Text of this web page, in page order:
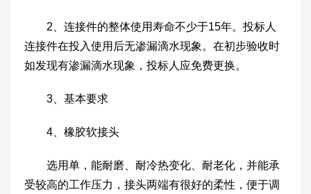
2、连接件的整体使用寿命不少于15年。投标人
连接件在投入使用后无渗漏滴水现象。在初步验收时
如发现有渗漏滴水现象，投标人应免费更换。
3、基本要求
4、橡胶软接头
选用单，能耐磨、耐冷热变化、耐老化，并能承
受较高的工作压力，接头两端有很好的柔性，便于调